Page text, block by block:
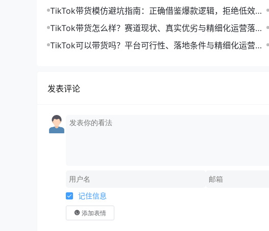
体系
TikTok带货模仿避坑指南：正确借鉴爆款逻辑，拒绝低效搬
运限流
TikTok带货怎么样？赛道现状、真实优劣与精细化运营落地
解析
TikTok可以带货吗？平台可行性、落地条件与精细化运营解
发表评论
记住信息
添加表情